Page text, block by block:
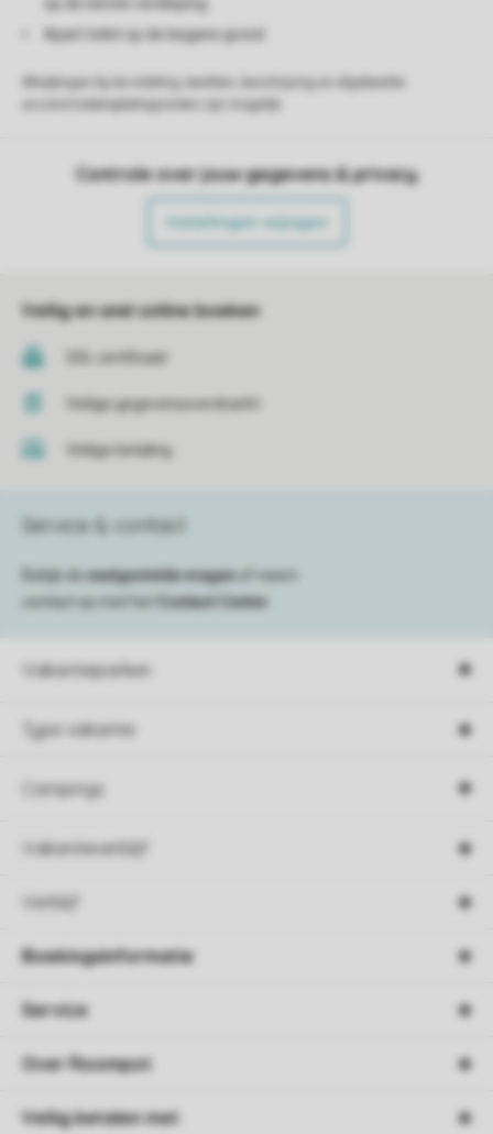
Apart toilet op de begane grond
Controle over jouw gegevens & privacy
Instellingen wijzigen
Veilig en snel online boeken
SSL certificaat
Veilige gegevensoverdracht
Veilige betaling
Vakantieparken
Type vakantie
Campings
Vakantieverblijf
Verblijf
Service & contact
Bekijk de veelgestelde vragen
of neem
contact op met het
Contact Center
Boekingsinformatie
Service
Over Roompot
Veilig betalen met